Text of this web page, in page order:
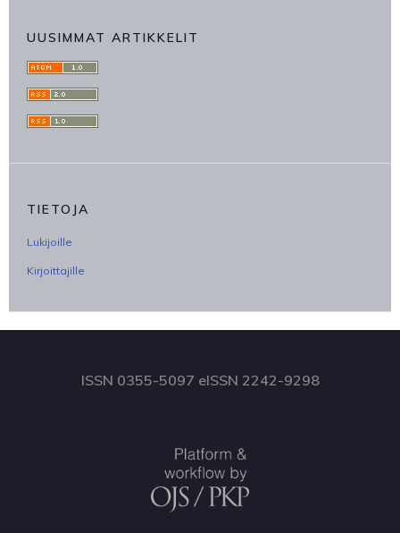
UUSIMMAT ARTIKKELIT
TIETOJA
Lukijoille
Kirjoittajille
ISSN 0355-5097 eISSN 2242-9298